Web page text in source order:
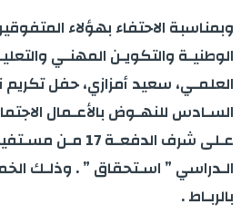
وبمناسبة الاحتفاء بهؤلاء
الوطنيـة والتكويـن المهنـي
العلمـي، سعيد أمزازي، حفل
السـادس للنهـوض بالأعـمال
عـلى شرف الدفعـة
بالربـاط .